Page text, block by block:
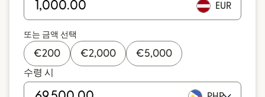
EUR
또는 금액 선택
€200 €2,000 €5,000
수령 시